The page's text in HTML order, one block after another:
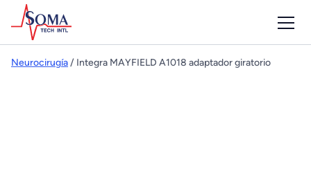
Neurocirugía/ Integra MAYFIELD A1018 adaptador giratorio